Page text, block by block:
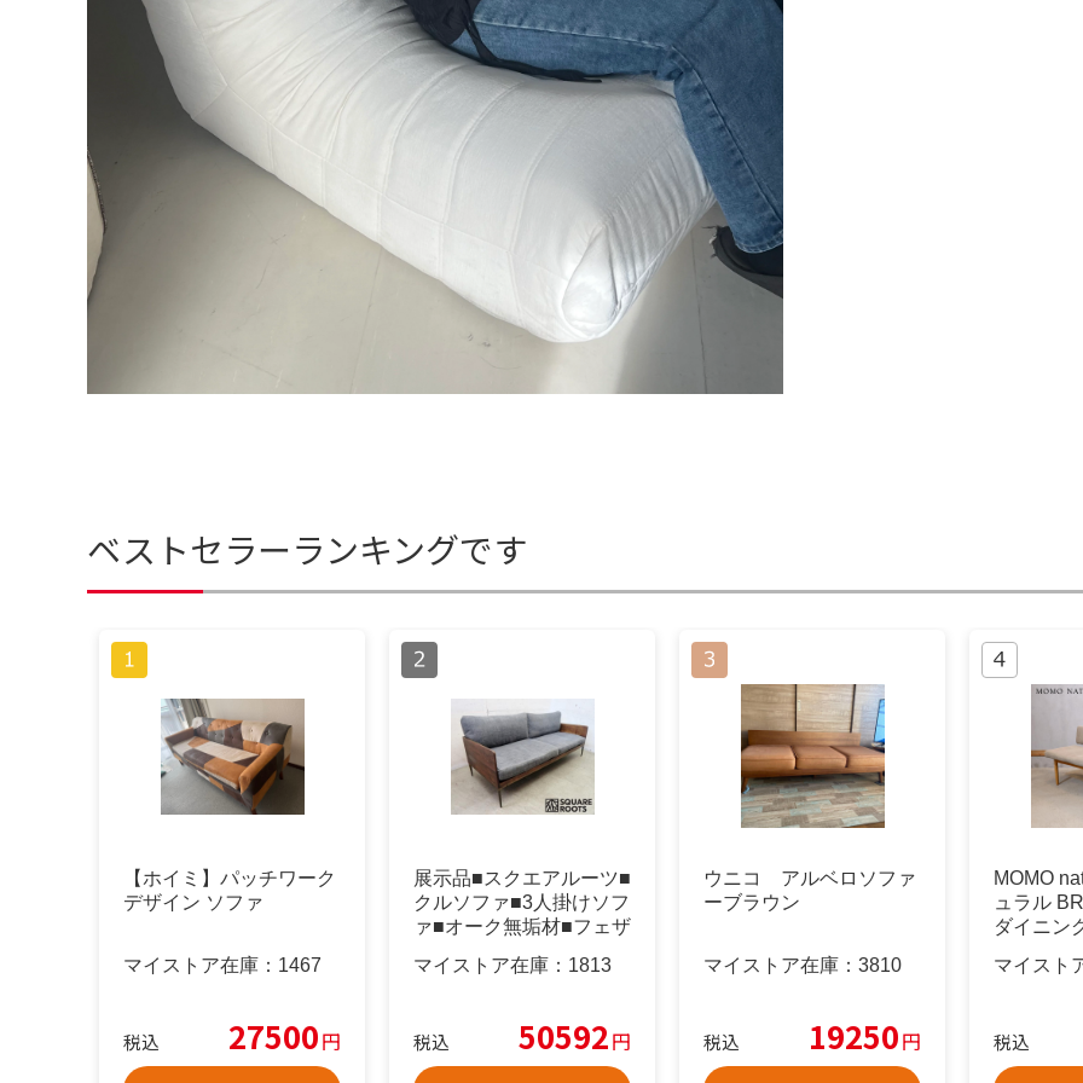
ベストセラーランキングです
【ホイミ】パッチワーク
デザイン ソファ
マイストア在庫： 1467
税込 27500円
展示品■スクエアルーツ■
クルソファ■3人掛けソフ
ァ■オーク無垢材■フェザ
マイストア在庫： 1813
税込 50592円
ウニコ アルベロソファ
ーブラウン
マイストア在庫： 3810
税込 19250円
MOMO
ュラル
ダイニン
マイスト
税込